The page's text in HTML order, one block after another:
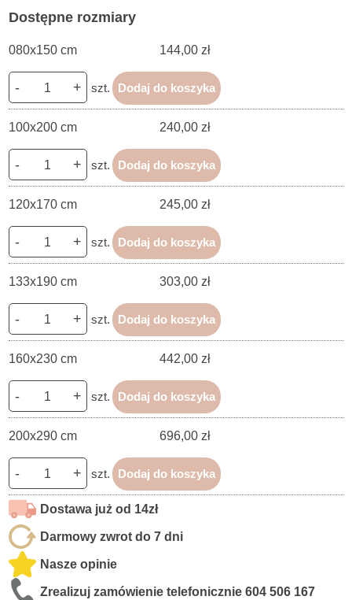
Dostępne rozmiary
080x150 cm 144,00 zł
- + szt. Dodaj do koszyka
100x200 cm 240,00 zł
- + szt. Dodaj do koszyka
120x170 cm 245,00 zł
- + szt. Dodaj do koszyka
133x190 cm 303,00 zł
- + szt. Dodaj do koszyka
160x230 cm 442,00 zł
- + szt. Dodaj do koszyka
200x290 cm 696,00 zł
- + szt. Dodaj do koszyka
Dostawa już od 14zł
Darmowy zwrot do 7 dni
Nasze opinie
Zrealizuj zamówienie telefonicznie604 506 167